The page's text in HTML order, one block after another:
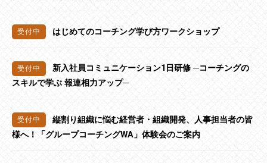
はじめてのコーチング学び方ワークショップ
新入社員コミュニケーション1日研修 ─コーチングの
スキルで学ぶ 報連相力アップ─
縦割り組織に悩む経営者・組織開発、人事担当者の皆
様へ！「グループコーチングWA」体験会のご案内